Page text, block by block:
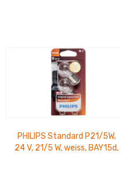
PHILIPS Standard P21/5W,
24 V, 21/5 W, weiss, BAY15d,